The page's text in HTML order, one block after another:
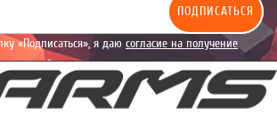
ПОДПИСАТЬСЯ
«Подписаться», я даю согласие на получение
рекламного характера.